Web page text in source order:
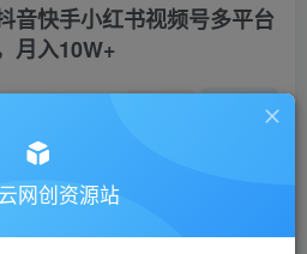
音快手小红书视频号多平台
月入10W+
私信
网创资源站